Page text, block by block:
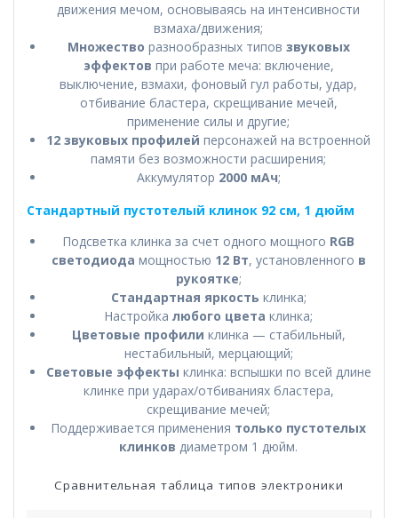
движения мечом, основываясь на интенсивности
взмаха/движения;
Множество разнообразных типов звуковых
эффектов при работе меча: включение,
выключение, взмахи, фоновый гул работы, удар,
отбивание бластера, скрещивание мечей,
применение силы и другие;
12 звуковых профилей персонажей на встроенной
памяти без возможности расширения;
Аккумулятор 2000 мАч;
Стандартный пустотелый клинок 92 см, 1 дюйм
Подсветка клинка за счет одного мощного RGB
светодиода мощностью 12 Вт, установленного в
рукоятке;
Стандартная яркость клинка;
Настройка любого цвета клинка;
Цветовые профили клинка — стабильный,
нестабильный, мерцающий;
Световые эффекты клинка: вспышки по всей длине
клинке при ударах/отбиваниях бластера,
скрещивание мечей;
Поддерживается применения только пустотелых
клинков диаметром 1 дюйм.
Сравнительная таблица типов электроники